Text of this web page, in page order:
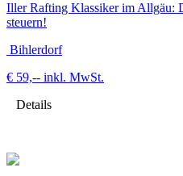
Iller Rafting Klassiker im Allgäu:
steuern!
Bihlerdorf
€ 59,-- inkl. MwSt.
Details